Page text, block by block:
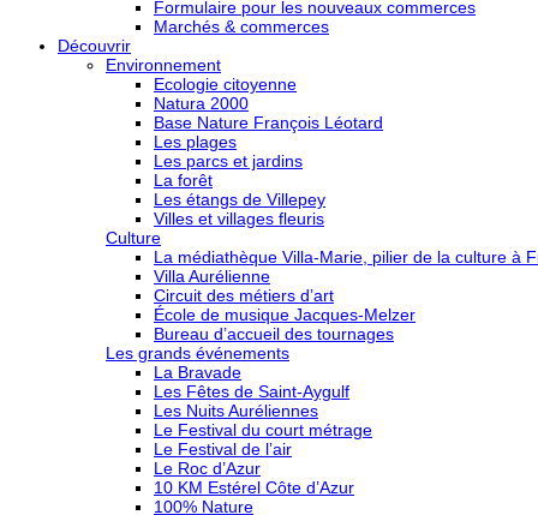
Formulaire pour les nouveaux commerces
Marchés & commerces
Découvrir
Environnement
Ecologie citoyenne
Natura 2000
Base Nature François Léotard
Les plages
Les parcs et jardins
La forêt
Les étangs de Villepey
Villes et villages fleuris
Culture
La médiathèque Villa-Marie, pilier de la culture à
Villa Aurélienne
Circuit des métiers d’art
École de musique Jacques-Melzer
Bureau d’accueil des tournages
Les grands événements
La Bravade
Les Fêtes de Saint-Aygulf
Les Nuits Auréliennes
Le Festival du court métrage
Le Festival de l’air
Le Roc d’Azur
10 KM Estérel Côte d’Azur
100% Nature